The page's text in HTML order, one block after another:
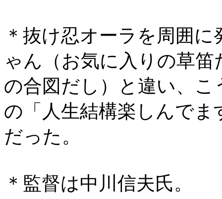
＊抜け忍オーラを周囲
ゃん（お気に入りの草
の合図だし）と違い、
の「人生結構楽しんで
だった。
＊監督は中川信夫氏。